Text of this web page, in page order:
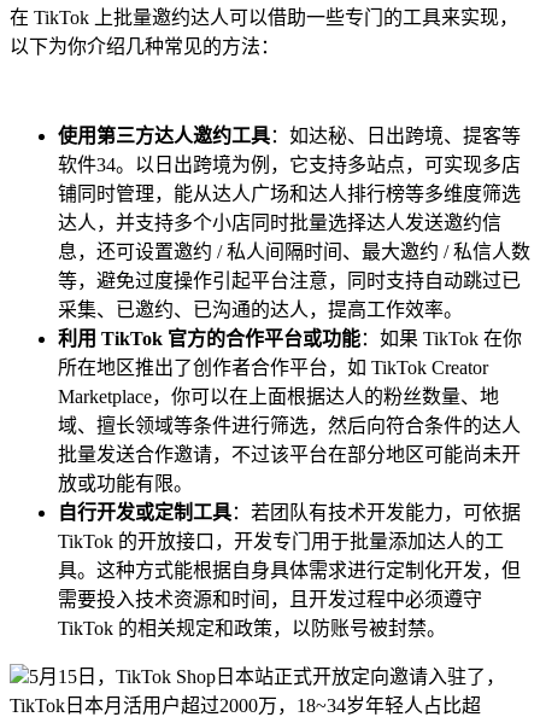
在 TikTok 上批量邀约达人可以借助一些专门的工具来实现，
以下为你介绍几种常见的方法：
使用第三方达人邀约工具：如达秘、日出跨境、提客等
软件34。以日出跨境为例，它支持多站点，可实现多店
铺同时管理，能从达人广场和达人排行榜等多维度筛选
达人，并支持多个小店同时批量选择达人发送邀约信
息，还可设置邀约 / 私人间隔时间、最大邀约 / 私信人数
等，避免过度操作引起平台注意，同时支持自动跳过已
采集、已邀约、已沟通的达人，提高工作效率。
利用 TikTok 官方的合作平台或功能：如果 TikTok 在你
所在地区推出了创作者合作平台，如 TikTok Creator
Marketplace，你可以在上面根据达人的粉丝数量、地
域、擅长领域等条件进行筛选，然后向符合条件的达人
批量发送合作邀请，不过该平台在部分地区可能尚未开
放或功能有限。
自行开发或定制工具：若团队有技术开发能力，可依据
TikTok 的开放接口，开发专门用于批量添加达人的工
具。这种方式能根据自身具体需求进行定制化开发，但
需要投入技术资源和时间，且开发过程中必须遵守
TikTok 的相关规定和政策，以防账号被封禁。
5月15日， TikTok Shop日本站正式开放定向邀请入驻了，
TikTok日本月活用户超过2000万，18~34岁年轻人占比超